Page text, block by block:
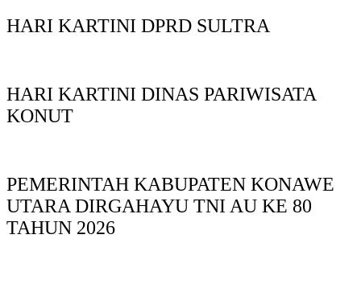
HARI KARTINI DPRD SULTRA
HARI KARTINI DINAS PARIWISATA
KONUT
PEMERINTAH KABUPATEN KONAWE
UTARA DIRGAHAYU TNI AU KE 80
TAHUN 2026